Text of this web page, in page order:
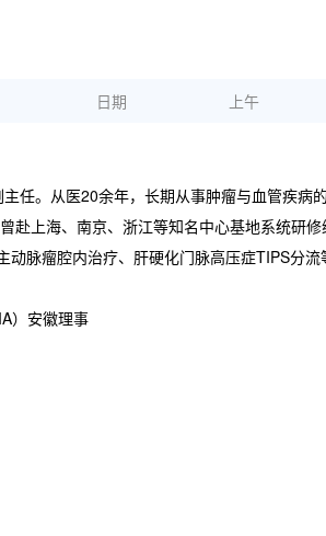
日期 上午
任。从医20余年，长期从事肿瘤与血管疾
赴上海、南京、浙江等知名中心基地系统研
脉瘤腔内治疗、肝硬化门脉高压症TIPS分
）安徽理事